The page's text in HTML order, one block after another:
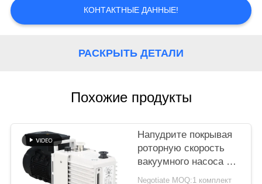
SITEMAP
ПОЛИТИКА
КОНТАКТНЫЕ ДАННЫЕ!
РАСКРЫТЬ ДЕТАЛИ
Похожие продукты
Напудрите покрывая
роторную скорость
вакуумного насоса 16
CBM/H лопасти 0,55
Negotiate MOQ:1 комплект